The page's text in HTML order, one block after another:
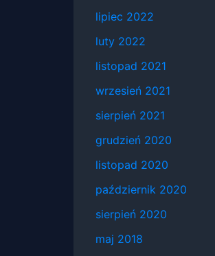
lipiec 2022
luty 2022
listopad 2021
wrzesień 2021
sierpień 2021
grudzień 2020
listopad 2020
październik 2020
sierpień 2020
maj 2018